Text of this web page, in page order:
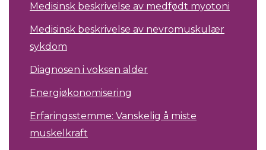
Medisinsk beskrivelse av medfødt myotoni
Medisinsk beskrivelse av nevromuskulær
sykdom
Diagnosen i voksen alder
Energiøkonomisering
Erfaringsstemme: Vanskelig å miste
muskelkraft